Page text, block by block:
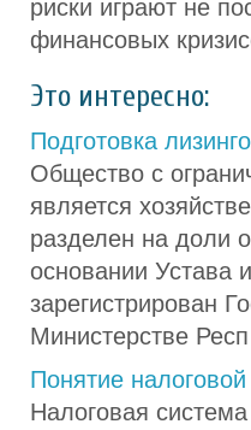
риски играют не
финансовых
Это интересно:
Подготовка
Общество с
является
разделен на доли
основании Устава
зарегистрирован
Министерстве
Понятие
Налоговая